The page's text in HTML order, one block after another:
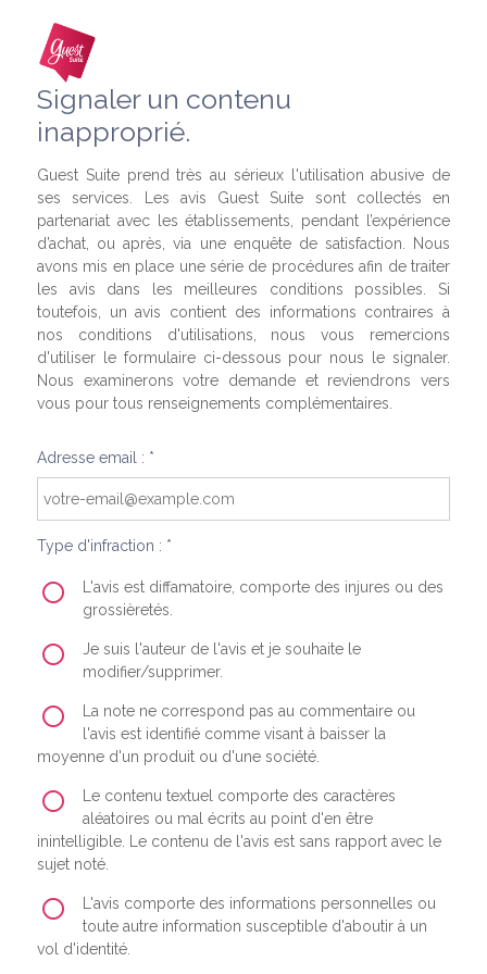
Signaler un contenu
inapproprié.
Guest Suite prend très au sérieux l'utilisation abusive de
ses services. Les avis Guest Suite sont collectés en
partenariat avec les établissements, pendant l’expérience
d’achat, ou après, via une enquête de satisfaction. Nous
avons mis en place une série de procédures afin de traiter
les avis dans les meilleures conditions possibles. Si
toutefois, un avis contient des informations contraires à
nos conditions d'utilisations, nous vous remercions
d'utiliser le formulaire ci-dessous pour nous le signaler.
Nous examinerons votre demande et reviendrons vers
vous pour tous renseignements complémentaires.
Adresse email : *
Type d'infraction : *
L'avis est diffamatoire, comporte des injures ou des
grossièretés.
Je suis l'auteur de l'avis et je souhaite le
modifier/supprimer.
La note ne correspond pas au commentaire ou
l'avis est identifié comme visant à baisser la
moyenne d'un produit ou d'une société.
Le contenu textuel comporte des caractères
aléatoires ou mal écrits au point d'en être
inintelligible. Le contenu de l'avis est sans rapport avec le
sujet noté.
L'avis comporte des informations personnelles ou
toute autre information susceptible d'aboutir à un
vol d'identité.